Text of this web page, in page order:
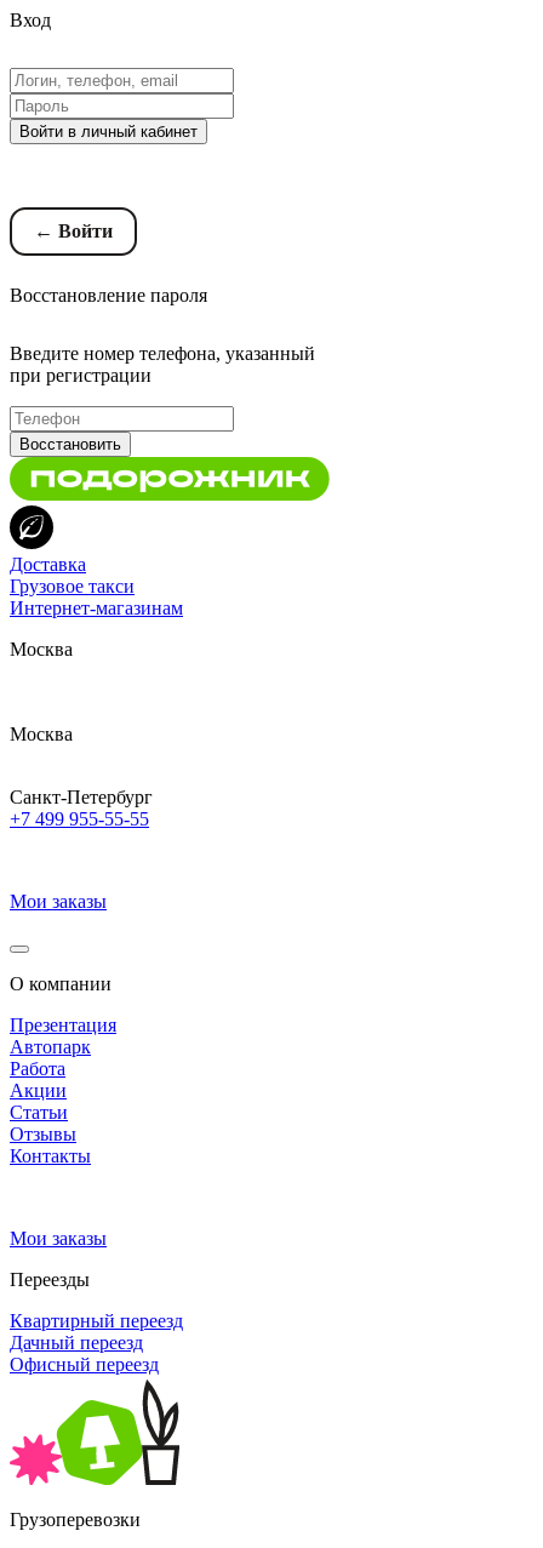
Вход
Войти в личный кабинет
← Войти
Восстановление пароля
Введите номер телефона, указанный
при регистрации
Восстановить
Доставка
Грузовое такси
Интернет-магазинам
Москва
Москва
Санкт-Петербург
+7 499 955-55-55
Мои заказы
О компании
Презентация
Автопарк
Работа
Акции
Статьи
Отзывы
Контакты
Мои заказы
Переезды
Квартирный переезд
Дачный переезд
Офисный переезд
Грузоперевозки